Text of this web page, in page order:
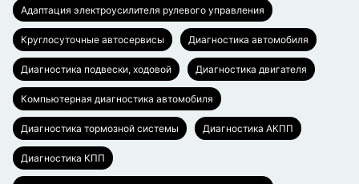
Адаптация электроусилителя рулевого управления
Круглосуточные автосервисы Диагностика автомобиля
Диагностика подвески, ходовой Диагностика двигателя
Компьютерная диагностика автомобиля
Диагностика тормозной системы Диагностика АКПП
Диагностика КПП